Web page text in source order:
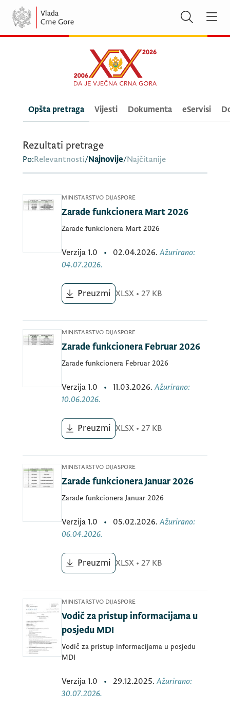
Opšta pretraga Vijesti Dokumenta eServisi
Rezultati pretrage
Po:Relevantnosti/Najnovije/Najčitanije
MINISTARSTVO DIJASPORE
Zarade funkcionera Mart 2026
Zarade funkcionera Mart 2026
Verzija 1.0 • 02.04.2026. Ažurirano:
04.07.2026.
Preuzmi XLSX• 27 KB
MINISTARSTVO DIJASPORE
Zarade funkcionera Februar 2026
Zarade funkcionera Februar 2026
Verzija 1.0 • 11.03.2026. Ažurirano:
10.06.2026.
Preuzmi XLSX• 27 KB
MINISTARSTVO DIJASPORE
Zarade funkcionera Januar 2026
Zarade funkcionera Januar 2026
Verzija 1.0 • 05.02.2026. Ažurirano:
06.04.2026.
Preuzmi XLSX• 27 KB
MINISTARSTVO DIJASPORE
Vodič za pristup informacijama u
posjedu MDI
Vodič za pristup informacijama u posjedu
MDI
Verzija 1.0 • 29.12.2025. Ažurirano:
30.07.2026.